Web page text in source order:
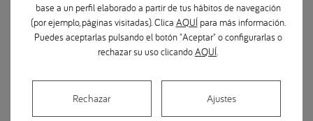
Estética y restauración dental
Noticias Odontológicas
base a un perfil elaborado a partir de tus hábitos de navegación
(por ejemplo, páginas visitadas). Clica AQUÍpara más información.
Puedes aceptarlas pulsando el botón "Aceptar" o configurarlas o
rechazar su uso clicandoAQUÍ.
Rechazar Ajustes